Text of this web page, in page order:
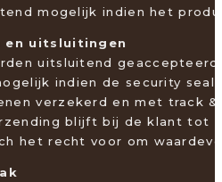
mogelijk indien het
en uitsluitingen
uitsluitend
indien de security
verzekerd en met track
blijft bij de klant tot
het recht voor om